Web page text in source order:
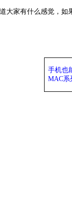
大家有什么感觉，
手机也
MAC系